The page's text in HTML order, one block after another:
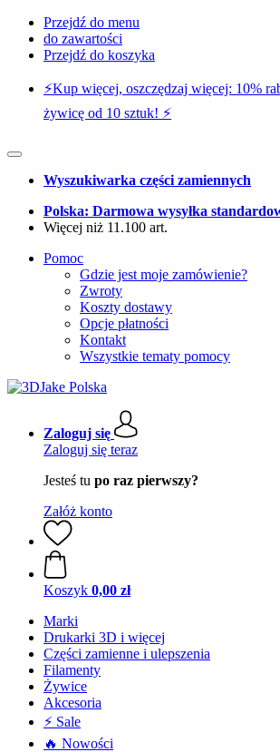
Przejdź do menu
do zawartości
Przejdź do koszyka
⚡️Kup więcej, oszczędzaj więcej: 10%
żywicę od 10 sztuk! ⚡️
Wyszukiwarka części zamiennych
Polska: Darmowa wysyłka
Więcej niż 11.100 art.
Pomoc
Gdzie jest moje zamówienie?
Zwroty
Koszty dostawy
Opcje płatności
Kontakt
Wszystkie tematy pomocy
Zaloguj się
Zaloguj się teraz
Jesteś tu po raz pierwszy?
Załóż konto
Koszyk 0,00 zł
Marki
Drukarki 3D i więcej
Części zamienne i ulepszenia
Filamenty
Żywice
Akcesoria
⚡ Sale
🔥 Nowości